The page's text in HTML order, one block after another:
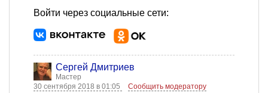
Войти через социальные сети:
Сергей Дмитриев
Мастер
30 сентября 2018 в 01:05
Сообщить модератору